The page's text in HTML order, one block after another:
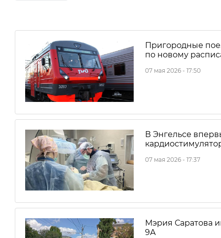
Пригородные
по новому
07 мая 2026 - 17:50
В Энгельсе
07 мая 2026 - 17:37
Мэрия Саратова
9А